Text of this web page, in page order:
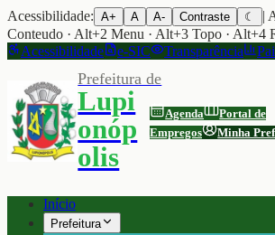
Acessibilidade: A+ A A- Contraste ☾
|
Conteudo · Alt+2 Menu · Alt+3 Topo · Alt+4
Acessibilidade
e-SIC Transparência
Prefeitura de
Lupi
onóp
olis
Agenda
Portal de
Empregos
Minha
Início
Prefeitura